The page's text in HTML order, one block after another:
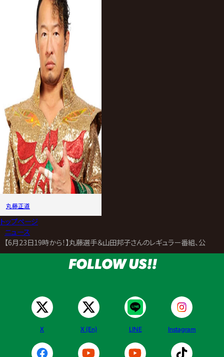
丸藤正道
トップページ
ニュース
【6月23日19時から！】丸藤選手＆山田邦子さんのレギュラー番組、公開生
FOLLOW US!!
X X (En) LINE Instagram